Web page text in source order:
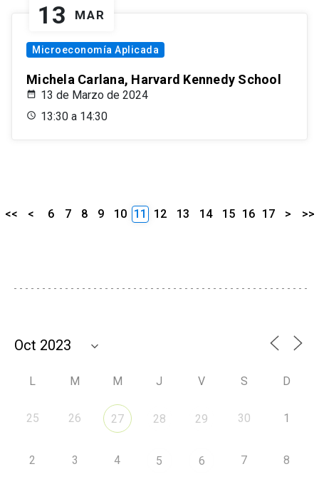
13 MAR
Microeconomía Aplicada
Michela Carlana, Harvard Kennedy School
13 de Marzo de 2024
13:30 a 14:30
<< < 6 7 8 9 10 11 12 13 14 15 16 17 > >>
L M M J V S D
25 26 27 28 29 30 1
2 3 4 5 6 7 8